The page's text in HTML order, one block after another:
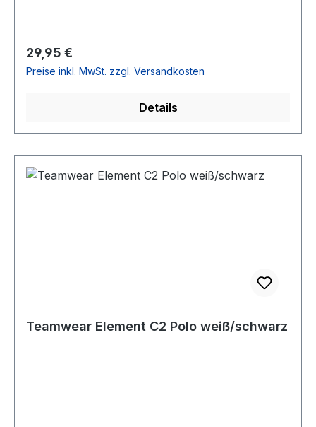
Regulärer Preis:
29,95 €
Preise inkl. MwSt. zzgl. Versandkosten
Details
Teamwear Element C2 Polo weiß/schwarz